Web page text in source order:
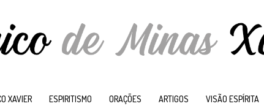
XAVIER ESPIRITISMO ORAÇÕES ARTIGOS VISÃO ESPÍRITA